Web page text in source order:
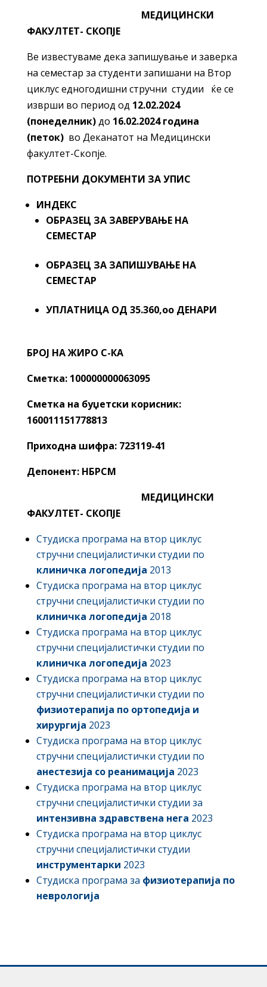
МЕДИЦИНСКИ
ФАКУЛТЕТ- СКОПЈЕ
Ве известуваме дека запишување и заверка
на семестар за студенти запишани на Втор
циклус едногодишни стручни студии ќе се
изврши во период од 12.02.2024
(понеделник)до 16.02.2024 година
(петок)во Деканатот на Медицински
факултет-Скопје.
ПОТРЕБНИ ДОКУМЕНТИ ЗА УПИС
ИНДЕКС
ОБРАЗЕЦ ЗА ЗАВЕРУВАЊЕ НА
СЕМЕСТАР
ОБРАЗЕЦ ЗА ЗАПИШУВАЊЕ НА
СЕМЕСТАР
УПЛАТНИЦА ОД 35.360,oo ДЕНАРИ
БРОЈ НА ЖИРО С-КА
Сметка: 100000000063095
Сметка на буџетски корисник:
160011151778813
Приходна шифра: 723119-41
Депонент: НБРСМ
МЕДИЦИНСКИ
ФАКУЛТЕТ- СКОПЈЕ
Студиска програма на втор циклус
стручни специјалистички студии по
клиничка логопедија 2013
Студиска програма на втор циклус
стручни специјалистички студии по
клиничка логопедија 2018
Студиска програма на втор циклус
стручни специјалистички студии по
клиничка логопедија 2023
Студиска програма на втор циклус
стручни специјалистички студии по
физиотерапија по ортопедија и
хирургија 2023
Студиска програма на втор циклус
стручни специјалистички студии по
анестезија со реанимација 2023
Студиска програма на втор циклус
стручни специјалистички студии за
интензивна здравствена нега 2023
Студиска програма на втор циклус
стручни специјалистички студии
инструментарки 2023
Студиска програма за физиотерапија по
неврологија